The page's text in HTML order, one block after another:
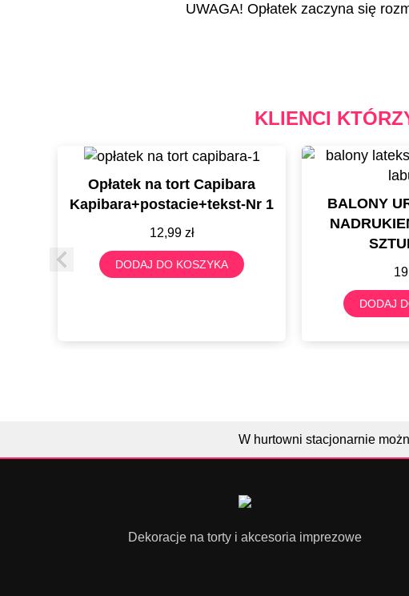
UWAGA! Opłatek zaczyna się
KLIENCI
Opłatek na tort Capibara
Kapibara+postacie+tekst-Nr 1
12,99 zł
DODAJ DO KOSZYKA
BALONY
DODAJ
W hurtowni stacjonarnie
Dekoracje na torty i akcesoria imprezowe